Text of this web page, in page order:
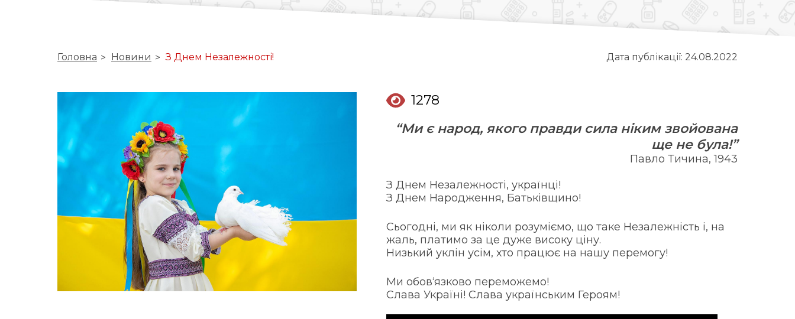
Довідкова аптек:
Головна Новини З Днем Незалежності! Дата публікації: 24.08.2022
1278
“Ми є народ, якого правди сила ніким звойована
ще не була!”
Павло Тичина, 1943
З Днем Незалежності, українці!
З Днем Народження, Батьківщино!
Сьогодні, ми як ніколи розуміємо, що таке Незалежність і, на
жаль, платимо за це дуже високу ціну.
Низький уклін усім, хто працює на нашу перемогу!
Ми обов‘язково переможемо!
Слава Україні! Слава українським Героям!